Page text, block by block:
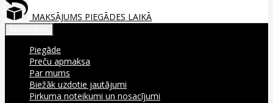
MAKSĀJUMS PIEGĀDES LAIKĀ
Piegāde
Preču apmaksa
Par mums
Biežāk uzdotie jautājumi
Pirkuma noteikumi un nosacījumi